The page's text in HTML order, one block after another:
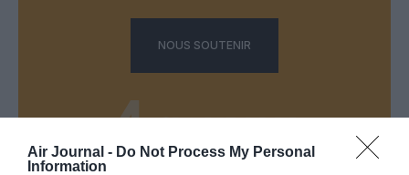
Air Journal - Do Not Process My Personal
Information
NOUS SOUTENIR